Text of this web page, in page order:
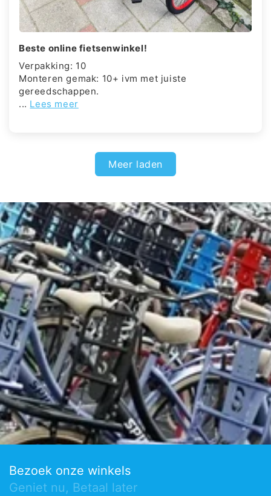
Beste online fietsenwinkel!
Verpakking: 10
Monteren gemak: 10+ ivm met juiste
gereedschappen.
... Lees meer
Meer laden
Bezoek onze winkels
Geniet nu, Betaal later